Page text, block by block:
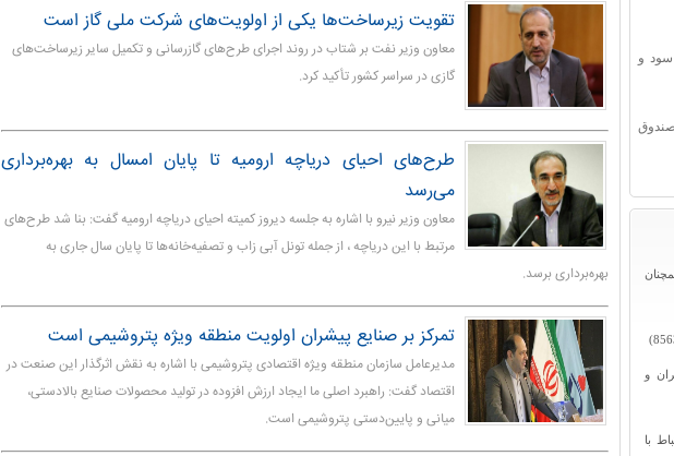
ثبت ۱۵۰ همت سود و
همچنان
و
با
تقویت زیرساخت‌ها یکی از اولویت‌های شرکت ملی گاز است
معاون وزیر نفت بر شتاب در روند اجرای طرح‌های گازرسانی و تکمیل سایر زیرساخت‌های
گازی در سراسر کشور تأکید کرد.
طرح‌های احیای دریاچه ارومیه تا پایان امسال به بهره‌برداری
می‌رسد
معاون وزیر نیرو با اشاره به جلسه دیروز کمیته احیای دریاچه ارومیه گفت: بنا شد طرح‌های
مرتبط با این دریاچه ، از جمله تونل آبی زاب و تصفیه‌خانه‌ها تا پایان سال جاری به
بهره‌برداری برسد.
تمرکز بر صنایع پیشران اولویت منطقه ویژه پتروشیمی است
مدیرعامل سازمان منطقه ویژه اقتصادی پتروشیمی با اشاره به نقش اثرگذار این صنعت در
اقتصاد گفت: راهبرد اصلی ما ایجاد ارزش افزوده در تولید محصولات صنایع بالادستی،
میانی و پایین‌دستی پتروشیمی است.